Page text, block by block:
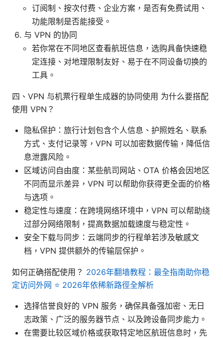
订阅制、按次付费、企业方案，是否有免费试用、
功能限制是否能接受。
与 VPN 的协同
若你常在不同地区查看航班信息，选购具备快速稳
定连接、对地理限制友好、易于在不同设备切换的
工具。
四、VPN 与机票行程单生成器的协同使用 为什么要搭配
使用 VPN？
隐私保护：旅行计划包含个人信息、护照姓名、联系
方式、支付记录等，VPN 可以加密数据传输，降低信
息泄露风险。
区域访问自由度：某些航司网站、OTA 价格会因地区
不同而显示差异，VPN 可以帮助你获得更全面的价格
与选项。
稳定性与速度：在跨境网络环境中，VPN 可以帮助绕
过部分网络限制，提高数据加载速度与稳定性。
安全下载与同步：云端同步的行程单若涉及敏感文
档，VPN 提供额外的传输层保护。
如何正确搭配使用？ 2026年翻墙教程：最全指南助你稳
定访问外网 ⭐ 2026年依稀新路徑全解析
选择信誉良好的 VPN 服务，确保具备强加密、无日
志政策、广泛的服务器节点、以及跨设备同步能力。
在需要比较区域价格或获取特定地区航班信息时，先